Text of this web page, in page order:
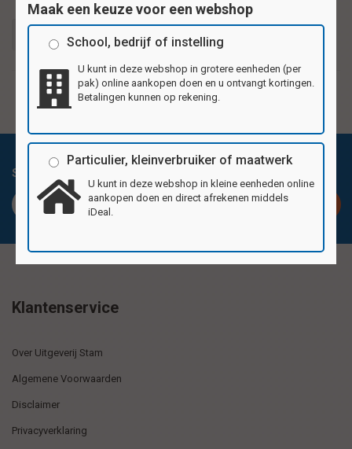
Filters
Schrijf je in voor de nieuwsbrief en blijf op de hoogte!
Inschrijven
Klantenservice
Over Uitgeverij Stam
Algemene Voorwaarden
Disclaimer
Privacyverklaring
Maak een keuze voor een webshop
School, bedrijf of instelling
U kunt in deze webshop in grotere eenheden (per
pak) online aankopen doen en u ontvangt kortingen.
Betalingen kunnen op rekening.
Particulier, kleinverbruiker of maatwerk
U kunt in deze webshop in kleine eenheden online
aankopen doen en direct afrekenen middels
iDeal.